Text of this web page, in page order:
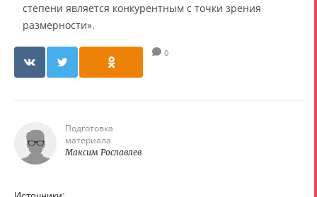
степени является конкурентным с точки зрения
размерности».
0
Подготовка
материала
Максим Рославлев